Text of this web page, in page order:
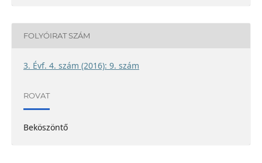
FOLYÓIRAT SZÁM
3. Évf. 4. szám (2016): 9. szám
ROVAT
Beköszöntő